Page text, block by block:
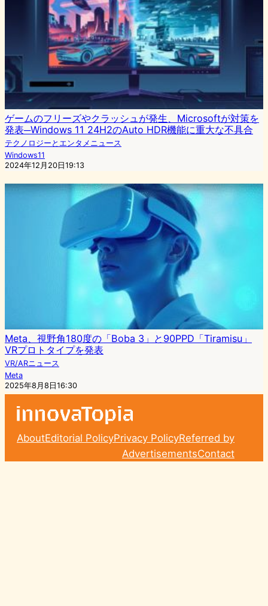
ゲームのフリーズやクラッシュが発生、Microsoftが対策を
発表─Windows 11 24H2のAuto HDR機能に重大な不具合
テクノロジーとエンタメニュース
Windows11
2024年12月20日19:13
Meta、視野角180度の「Boba 3」と90PPD「Tiramisu」
VRプロトタイプを発表
VR/ARニュース
Meta
2025年8月8日16:30
AboutEditorial PolicyPrivacy PolicyReferred by
AdvertisementsContact